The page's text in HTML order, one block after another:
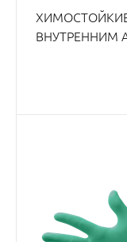
ВНУТРЕННИМ